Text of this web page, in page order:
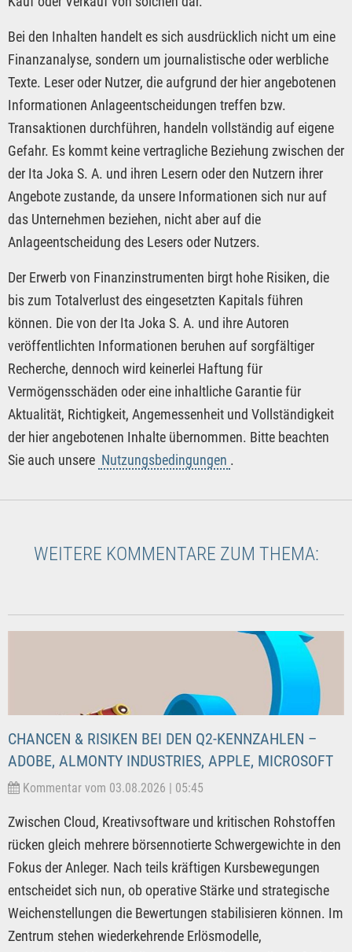
Bei den Inhalten handelt es sich ausdrücklich nicht um eine
Finanzanalyse, sondern um journalistische oder werbliche
Texte. Leser oder Nutzer, die aufgrund der hier angebotenen
Informationen Anlageentscheidungen treffen bzw.
Transaktionen durchführen, handeln vollständig auf eigene
Gefahr. Es kommt keine vertragliche Beziehung zwischen der
der Ita Joka S. A. und ihren Lesern oder den Nutzern ihrer
Angebote zustande, da unsere Informationen sich nur auf
das Unternehmen beziehen, nicht aber auf die
Anlageentscheidung des Lesers oder Nutzers.
Der Erwerb von Finanzinstrumenten birgt hohe Risiken, die
bis zum Totalverlust des eingesetzten Kapitals führen
können. Die von der Ita Joka S. A. und ihre Autoren
veröffentlichten Informationen beruhen auf sorgfältiger
Recherche, dennoch wird keinerlei Haftung für
Vermögensschäden oder eine inhaltliche Garantie für
Aktualität, Richtigkeit, Angemessenheit und Vollständigkeit
der hier angebotenen Inhalte übernommen. Bitte beachten
Sie auch unsere Nutzungsbedingungen .
WEITERE KOMMENTARE ZUM THEMA:
CHANCEN & RISIKEN BEI DEN Q2-KENNZAHLEN –
ADOBE, ALMONTY INDUSTRIES, APPLE, MICROSOFT
Kommentar vom 03.08.2026 | 05:45
Zwischen Cloud, Kreativsoftware und kritischen Rohstoffen
rücken gleich mehrere börsennotierte Schwergewichte in den
Fokus der Anleger. Nach teils kräftigen Kursbewegungen
entscheidet sich nun, ob operative Stärke und strategische
Weichenstellungen die Bewertungen stabilisieren können. Im
Zentrum stehen wiederkehrende Erlösmodelle,